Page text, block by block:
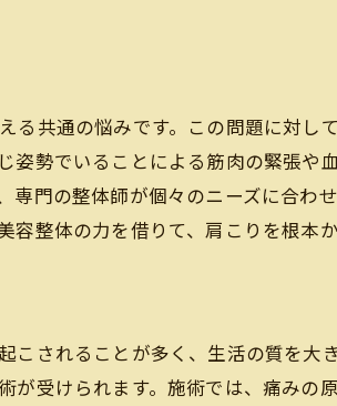
専門性の高いスタッフの紹介
サロン選びのポイントと注意点
る共通の悩みです。この問題に対
姿勢でいることによる筋肉の緊張
専門の整体師が個々のニーズに合
容整体の力を借りて、肩こりを根本
こされることが多く、生活の質を
が受けられます。施術では、痛み